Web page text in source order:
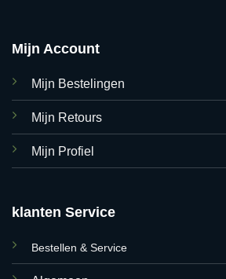
Mijn Account
Mijn Bestelingen
Mijn Retours
Mijn Profiel
klanten Service
Bestellen & Service